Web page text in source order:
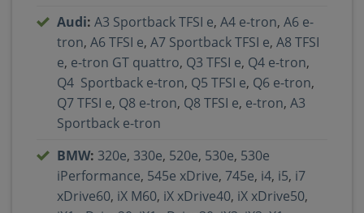
Audi: A3 Sportback TFSI e, A4 e-tron, A6 e-
tron, A6 TFSI e, A7 Sportback TFSI e, A8 TFSI
e, e-tron GT quattro, Q3 TFSI e, Q4 e-tron,
Q4 Sportback e‐tron, Q5 TFSI e, Q6 e-tron,
Q7 TFSI e, Q8 e-tron, Q8 TFSI e, e-tron, A3
Sportback e-tron
BMW: 320e, 330e, 520e, 530e, 530e
iPerformance, 545e xDrive, 745e, i4, i5, i7
xDrive60, iX M60, iX xDrive40, iX xDrive50,